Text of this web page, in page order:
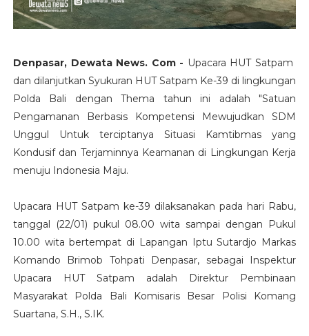
Denpasar, Dewata News. Com - Upacara HUT Satpam
dan dilanjutkan Syukuran HUT Satpam Ke-39 di lingkungan
Polda Bali dengan Thema tahun ini adalah "Satuan
Pengamanan Berbasis Kompetensi Mewujudkan SDM
Unggul Untuk terciptanya Situasi Kamtibmas yang
Kondusif dan Terjaminnya Keamanan di Lingkungan Kerja
menuju Indonesia Maju.
Upacara HUT Satpam ke-39 dilaksanakan pada hari Rabu,
tanggal (22/01) pukul 08.00 wita sampai dengan Pukul
10.00 wita bertempat di Lapangan Iptu Sutardjo Markas
Komando Brimob Tohpati Denpasar, sebagai Inspektur
Upacara HUT Satpam adalah Direktur Pembinaan
Masyarakat Polda Bali Komisaris Besar Polisi Komang
Suartana, S.H., S.IK.